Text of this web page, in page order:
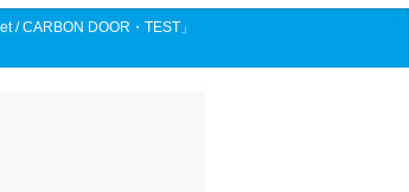
/ CARBON DOOR・TEST」